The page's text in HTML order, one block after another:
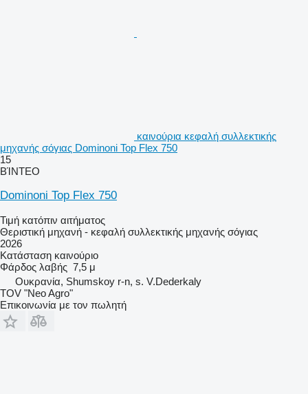
καινούρια κεφαλή συλλεκτικής
μηχανής σόγιας Dominoni Top Flex 750
15
ΒΊΝΤΕΟ
Dominoni Top Flex 750
Τιμή κατόπιν αιτήματος
Θεριστική μηχανή - κεφαλή συλλεκτικής μηχανής σόγιας
2026
Κατάσταση καινούριο
Φάρδος λαβής 7,5 μ
Ουκρανία, Shumskoy r-n, s. V.Dederkaly
TOV "Neo Agro"
Επικοινωνία με τον πωλητή